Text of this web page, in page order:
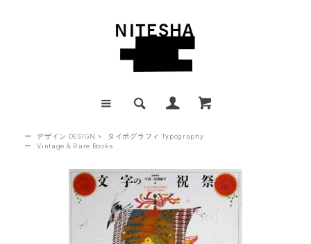
ー デザイン DESIGN >
タイポグラフィ Typography
ー
Vintage & Rare Books